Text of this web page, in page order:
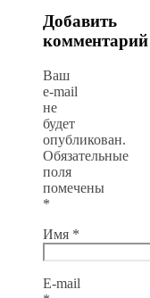
Добавить
комментарий
Ваш
e-mail
не
будет
опубликован.
Обязательные
поля
помечены
*
Имя *
E-mail